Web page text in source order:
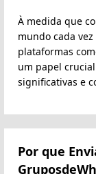
À medida que
mundo cada
plataformas
um papel
significativas e
Por que